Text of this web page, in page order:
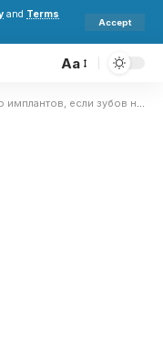
and Terms
Accept
Aa
если зубов нет полностью